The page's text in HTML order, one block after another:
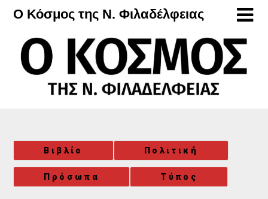
Μετάβαση
περιεχόμενο
Ο Κόσμος της Ν. Φιλαδέλφειας
Βιβλίο Πολιτική
Πρόσωπα Τύπος